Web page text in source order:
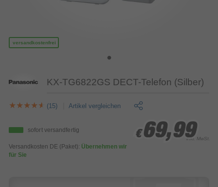
versandkostenfrei
KX-TG6822GS DECT-Telefon (Silber)
(15) Artikel vergleichen
sofort versandfertig
Versandkosten DE (Paket): Übernehmen wir
für Sie
€ 69,99
€ 69,99
€ 69,99inkl. MwSt.